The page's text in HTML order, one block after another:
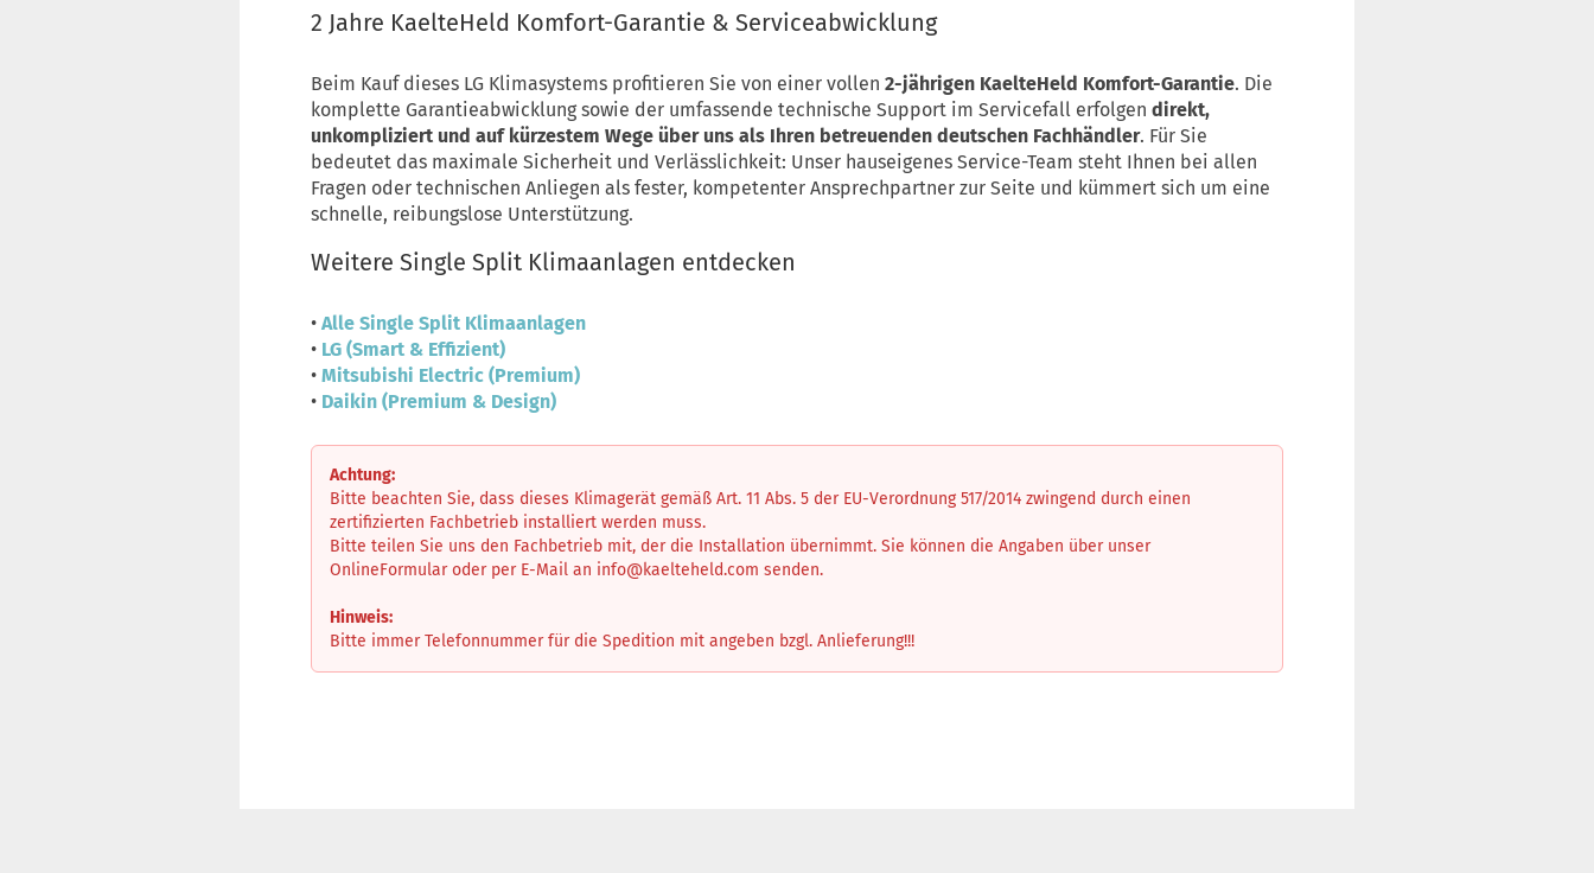
2 Jahre KaelteHeld Komfort-Garantie & Serviceabwicklung
Beim Kauf dieses LG Klimasystems profitieren Sie von einer vollen 2-jährigen KaelteHeld Komfort-Garantie. Die
komplette Garantieabwicklung sowie der umfassende technische Support im Servicefall erfolgen direkt,
unkompliziert und auf kürzestem Wege über uns als Ihren betreuenden deutschen Fachhändler. Für Sie
bedeutet das maximale Sicherheit und Verlässlichkeit: Unser hauseigenes Service-Team steht Ihnen bei allen
Fragen oder technischen Anliegen als fester, kompetenter Ansprechpartner zur Seite und kümmert sich um eine
schnelle, reibungslose Unterstützung.
Weitere Single Split Klimaanlagen entdecken
• Alle Single Split Klimaanlagen
• LG (Smart & Effizient)
• Mitsubishi Electric (Premium)
• Daikin (Premium & Design)
Achtung:
Bitte beachten Sie, dass dieses Klimagerät gemäß Art. 11 Abs. 5 der EU-Verordnung 517/2014 zwingend durch einen
zertifizierten Fachbetrieb installiert werden muss.
Bitte teilen Sie uns den Fachbetrieb mit, der die Installation übernimmt. Sie können die Angaben über unser
OnlineFormular oder per E-Mail an info@kaelteheld.com senden.
Hinweis:
Bitte immer Telefonnummer für die Spedition mit angeben bzgl. Anlieferung!!!